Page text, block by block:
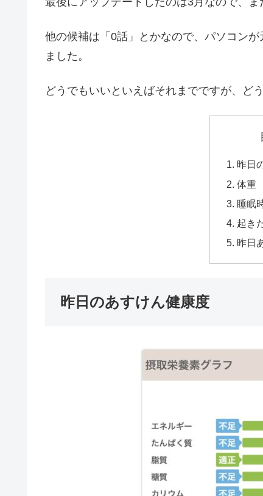
他の候補は「0話」とかなので、パソコン
ました。
どうでもいいといえばそれまでですが、ど
昨日
体重
睡眠
起き
昨日
昨日のあすけん健康度